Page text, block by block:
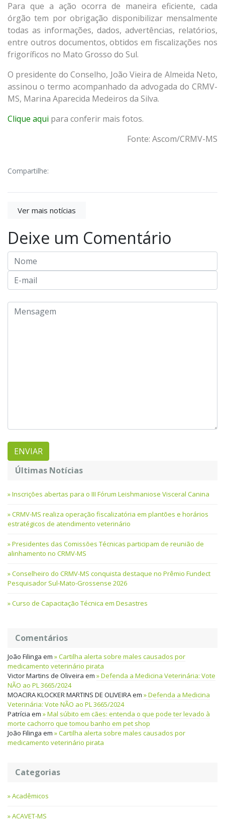
Para que a ação ocorra de maneira eficiente, cada
órgão tem por obrigação disponibilizar mensalmente
todas as informações, dados, advertências, relatórios,
entre outros documentos, obtidos em fiscalizações nos
frigoríficos no Mato Grosso do Sul.
O presidente do Conselho, João Vieira de Almeida Neto,
assinou o termo acompanhado da advogada do CRMV-
MS, Marina Aparecida Medeiros da Silva.
Clique aqui para conferir mais fotos.
Fonte: Ascom/CRMV-MS
Compartilhe:
Ver mais notícias
Deixe um Comentário
Últimas Notícias
Inscrições abertas para o III Fórum Leishmaniose Visceral Canina
CRMV-MS realiza operação fiscalizatória em plantões e horários
estratégicos de atendimento veterinário
Presidentes das Comissões Técnicas participam de reunião de
alinhamento no CRMV-MS
Conselheiro do CRMV-MS conquista destaque no Prêmio Fundect
Pesquisador Sul-Mato-Grossense 2026
Curso de Capacitação Técnica em Desastres
Comentários
João Filinga em
Cartilha alerta sobre males causados por
medicamento veterinário pirata
Victor Martins de Oliveira em
Defenda a Medicina Veterinária: Vote
NÃO ao PL 3665/2024
MOACIRA KLOCKER MARTINS DE OLIVEIRAem
Defenda a Medicina
Veterinária: Vote NÃO ao PL 3665/2024
Patrícia em
Mal súbito em cães: entenda o que pode ter levado à
morte cachorro que tomou banho em pet shop
João Filinga em
Cartilha alerta sobre males causados por
medicamento veterinário pirata
Categorias
Acadêmicos
ACAVET-MS